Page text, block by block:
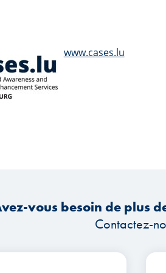
www.cases.lu
vous besoin de plus
Contactez-